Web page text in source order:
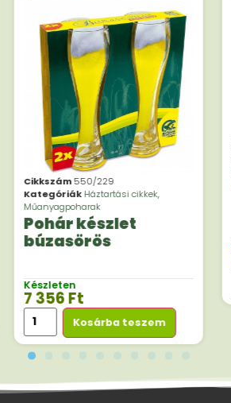
Cikkszám550/229
KategóriákHáztartási cikkek,
Műanyagpoharak
Pohár készlet
búzasörös
Készleten
7 356Ft
Kosárba teszem